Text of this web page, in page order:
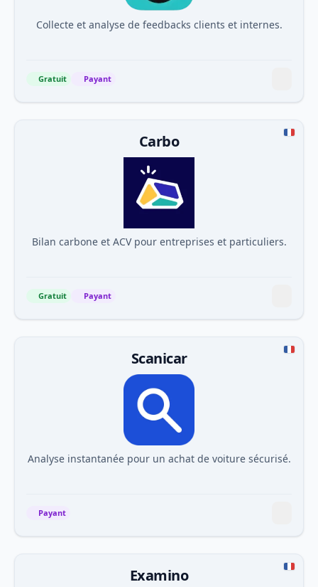
Collecte et analyse de feedbacks clients et internes.
Gratuit Payant
Carbo
Bilan carbone et ACV pour entreprises et particuliers.
Gratuit Payant
Scanicar
Analyse instantanée pour un achat de voiture sécurisé.
Payant
Examino